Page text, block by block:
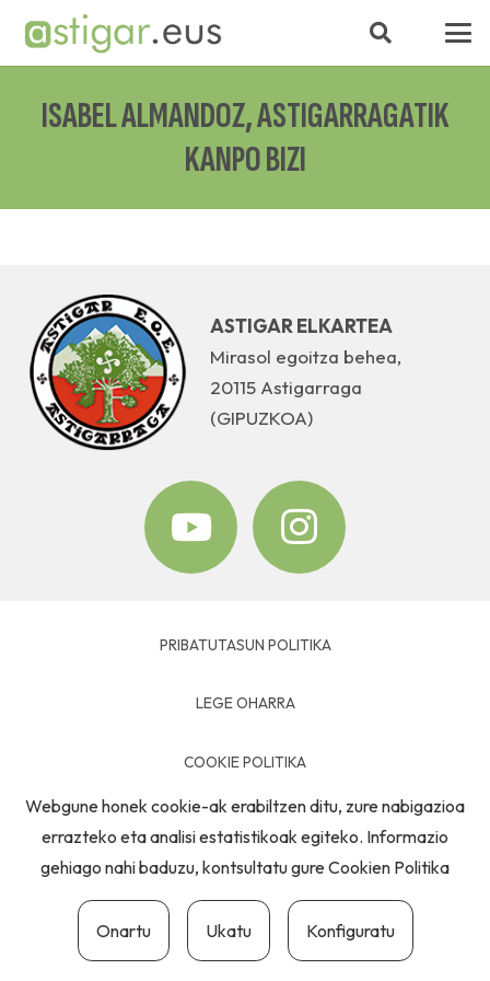
ISABEL ALMANDOZ, ASTIGARRAGATIK
KANPO BIZI
ASTIGAR ELKARTEA
Mirasol egoitza behea,
20115 Astigarraga
(GIPUZKOA)
PRIBATUTASUN POLITIKA
LEGE OHARRA
COOKIE POLITIKA
Webgune honek cookie-ak erabiltzen ditu, zure nabigazioa
errazteko eta analisi estatistikoak egiteko. Informazio
gehiago nahi baduzu, kontsultatu gureCookien Politika
Onartu Ukatu Konfiguratu